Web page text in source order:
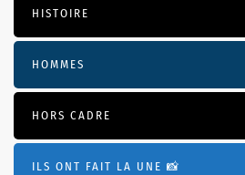
HISTOIRE
HOMMES
HORS CADRE
ILS ONT FAIT LA UNE 📸